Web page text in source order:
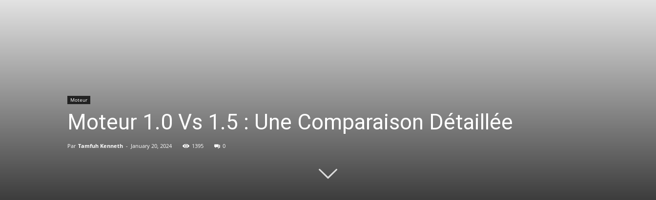
Moteur
Moteur 1.0 Vs 1.5 : Une Comparaison Détaillée
Par Tamfuh Kenneth - January 20, 2024 1395 0